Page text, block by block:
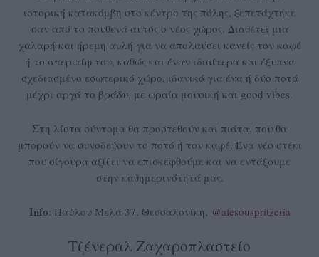
ιστορική κατακόμβη στο κέντρο της πόλης, ξεπετάχτηκε
σαν από το πουθενά αυτός ο νέος χώρος. Διαθέτει μια
χαλαρή και ήρεμη αυλή για να απολαύσει κανείς τον καφέ
ή το απεριτίφ του, καθώς και έναν ιδιαίτερα και έξυπνα
σχεδιασμένο εσωτερικό χώρο, ιδανικό για ένα ή δύο ποτά
μέχρι αργά το βράδυ, με ωραία μουσική και good vibes.
Στη λίστα σύντομα θα προστεθούν και πιάτα, που θα
μπορούν να συνοδεύουν το ποτό ή τον καφέ. Ένα νέο στέκι
που σίγουρα αξίζει να επισκεφθούμε και να εντάξουμε
στην καθημερινότητά μας.
Info: Παύλου Μελά 37, Θεσσαλονίκη, @afesouspritzeria
Τζένεραλ Ζαχαροπλαστείο